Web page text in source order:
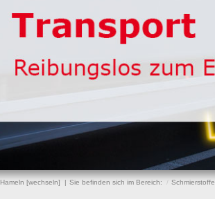
[wechseln] Sie befinden sich im Bereich: Schmierstoffe